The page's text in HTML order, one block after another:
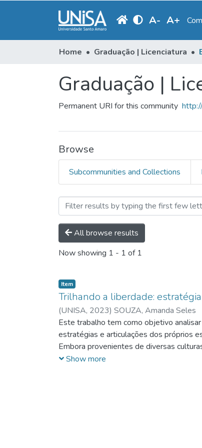
A- A+
Home Graduação | Licenciatura
Graduação |
Permanent URI for this community
Browse
Subcommunities and Collections
Browsing Graduação |
All browse results
Now showing 1 - 1 of 1
Item
Trilhando a liberdade:
(UNISA, 2023) SOUZA, Amanda Seles
Este trabalho tem como objetivo
estratégias e articulações dos próprios
Embora provenientes de diversas
articular estratégias visando a conquista
Show more